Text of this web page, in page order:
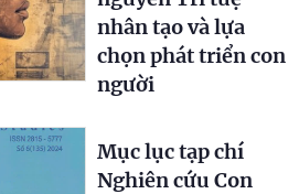
nhân tạo và lựa
chọn phát triển con
người
Mục lục tạp chí
Nghiên cứu Con